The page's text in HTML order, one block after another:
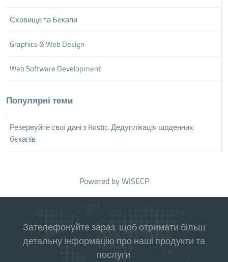
Сховище та Бекапи
Graphics & Web Design
Web Software Development
Популярні теми
Резервуйте свої дані з Restic. Дедуплікація щоденних
бєкапів
Powered byWISECP
Зателефонуйте зараз, щоб отримати більш
детальну інформацію про наші продукти та
послуги.